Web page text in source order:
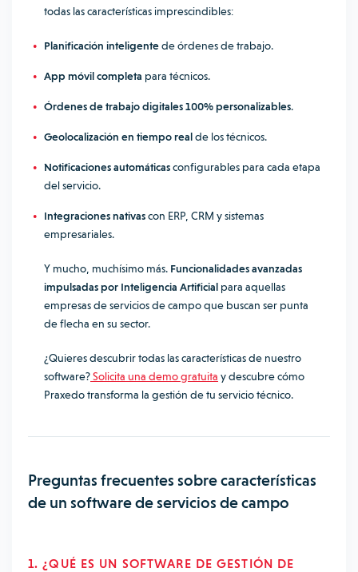
todas las características imprescindibles:
Planificación inteligentede órdenes de trabajo.
App móvil completa para técnicos.
Órdenes de trabajo digitales 100% personalizables.
Geolocalización en tiempo realde los técnicos.
Notificaciones automáticasconfigurables para cada etapa
del servicio.
Integraciones nativascon ERP, CRM y sistemas
empresariales.
Y mucho, muchísimo más. Funcionalidades avanzadas
impulsadas por Inteligencia Artificial para aquellas
empresas de servicios de campo que buscan ser punta
de flecha en su sector.
¿Quieres descubrir todas las características de nuestro
software?Solicita una demo gratuita y descubre cómo
Praxedo transforma la gestión de tu servicio técnico.
Preguntas frecuentes sobre características
de un software de servicios de campo
1. ¿QUÉ ES UN SOFTWARE DE GESTIÓN DE